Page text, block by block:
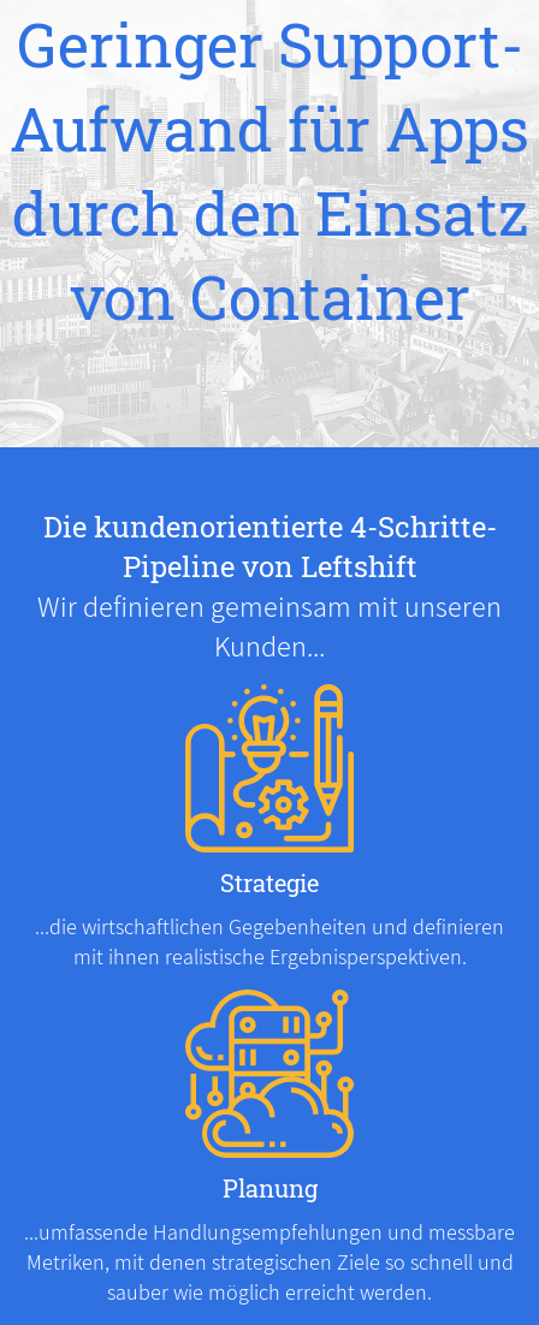
Geringer Support-
Aufwand für Apps
durch den Einsatz
von Container
Die kundenorientierte 4-Schritte-
Pipeline von Leftshift
Wir definieren gemeinsam mit unseren
Kunden...
Strategie
...die wirtschaftlichen Gegebenheiten und definieren
mit ihnen realistische Ergebnisperspektiven.
Planung
...umfassende Handlungsempfehlungen und messbare
Metriken, mit denen strategischen Ziele so schnell und
sauber wie möglich erreicht werden.